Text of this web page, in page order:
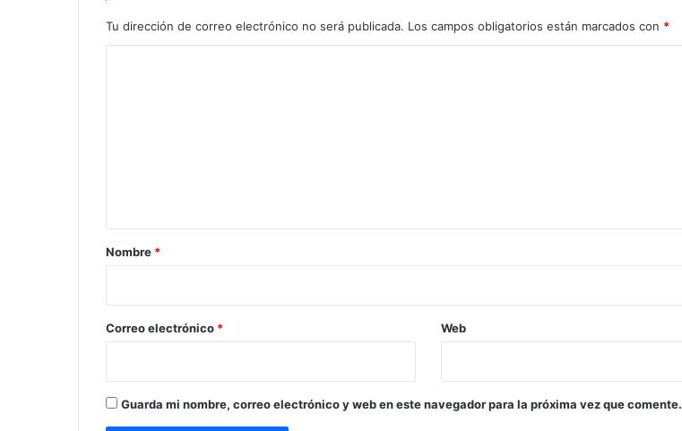
Tu dirección de correo electrónico no será publicada. Los campos obligatorios están marcados con *
r
*
Nombre *
Correo electrónico * Web
Guarda mi nombre, correo electrónico y web en este navegador para la próxima vez que comente.